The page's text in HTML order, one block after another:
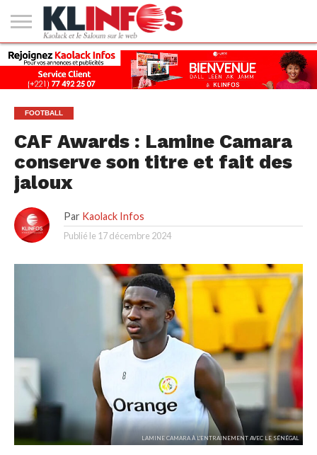
#2
(PAS
DE
TITRE)
KAOLACK
POLITIQUE
ECONOMIE
SOCIÉTÉ
CULTURE
PEOPLE
SPORT
SANTÉ
AFRIQUE
INTERNATIONAL
EMPLOI &
FORMATION
FOOTBALL
CAF Awards : Lamine Camara
conserve son titre et fait des
jaloux
Par Kaolack Infos
Publié le 17 décembre 2024
LAMINE CAMARA À L'ENTRAINEMENT AVEC LE SÉNÉGAL